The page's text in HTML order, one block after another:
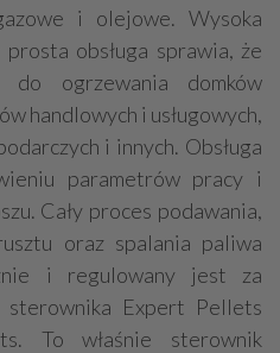
i olejowe. Wysoka
obsługa sprawia, że
ogrzewania domków
handlowych i usługowych,
i innych. Obsługa
parametrów pracy i
Cały proces podawania,
oraz spalania paliwa
i regulowany jest za
sterownika Expert Pellets
To właśnie sterownik